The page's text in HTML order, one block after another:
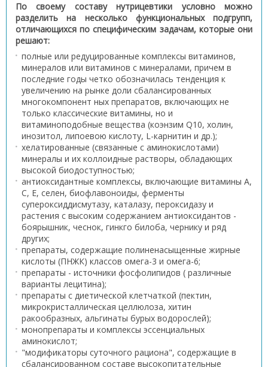
По своему составу нутрицевтики условно можно
разделить на несколько функциональных подгрупп,
отличающихся по специфическим задачам, которые они
решают:
полные или редуцированные комплексы витаминов,
минералов или витаминов с минералами, причем в
последние годы четко обозначилась тенденция к
увеличению на рынке доли сбалансированных
многокомпонент ных препаратов, включающих не
только классические витамины, но и
витаминоподобные вещества (коэнзим Q10, холин,
инозитол, липоевою кислоту, L-карнитин и др.);
хелатированные (связанные с аминокислотами)
минералы и их коллоидные растворы, обладающих
высокой биодоступностью;
антиоксидантные комплексы, включающие витамины А,
С, Е, селен, биофлавоноиды, ферменты
супероксиддисмутазу, каталазу, пероксидазу и
растения с высоким содержанием антиоксидантов -
боярышник, чеснок, гинкго билоба, чернику и ряд
других;
препараты, содержащие полиненасыщенные жирные
кислоты (ПНЖК) классов омега-3 и омега-6;
препараты - источники фосфолипидов ( различные
варианты лецитина);
препараты с диетической клетчаткой (пектин,
микрокристаллическая целлюлоза, хитин
ракообразных, альгинаты бурых водорослей);
монопрепараты и комплексы эссенциальных
аминокислот;
"модификаторы суточного рациона", содержащие в
сбалансированном составе высокопитательные